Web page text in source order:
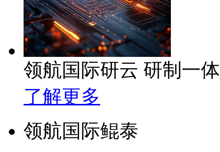
领航国际研云 研制一
了解更多
领航国际鲲泰